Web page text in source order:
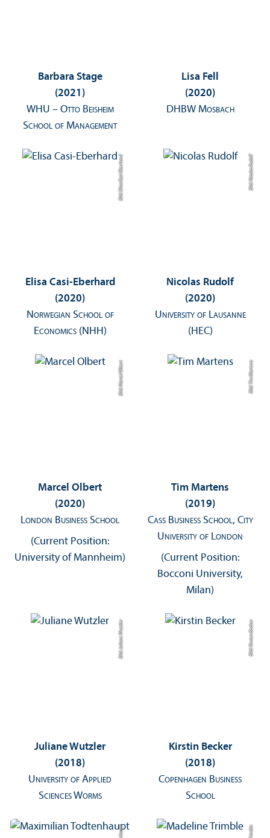
Barbara Stage
(2021)
WHU – Otto Beisheim
School of Management
Lisa Fell
(2020)
DHBW Mosbach
Bild: Elisa Casi-Eberhard
Elisa Casi-Eberhard
(2020)
Norwegian School of
Economics (NHH)
Bild: Nicolas Rudolf
Nicolas Rudolf
(2020)
University of Lausanne
(HEC)
Bild: Marcel Olbert
Marcel Olbert
(2020)
London Business School
(Current Position:
University of Mannheim)
Bild: Tim Martens
Tim Martens
(2019)
Cass Business School, City
University of London
(Current Position:
Bocconi University,
Milan)
Bild: Juliane Wutzler
Juliane Wutzler
(2018)
University of Applied
Sciences Worms
Bild: Kirsten Becker
Kirstin Becker
(2018)
Copenhagen Business
School